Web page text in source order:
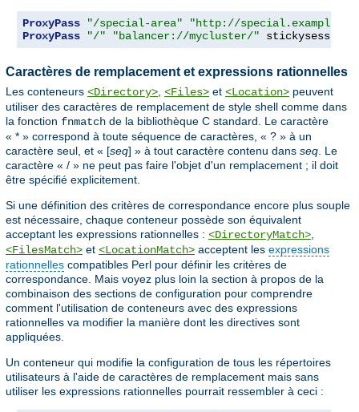
ProxyPass "/special-area"
"http://
ProxyPass
"/" "balancer://mycluster/" stickysession
Caractères de remplacement et expressions rationnelles
Les conteneurs <Directory> <Files> et <Location> peuvent
utiliser des caractères de remplacement de style shell comme dans
la fonction fnmatch de la bibliothèque C standard. Le caractère
« * » correspond à toute séquence de caractères, « ? » à un
caractère seul, et « [seq] » à tout caractère contenu dans seq . Le
caractère « / » ne peut pas faire l'objet d'un remplacement ; il doit
être spécifié explicitement.
Si une définition des critères de correspondance encore plus souple
est nécessaire, chaque conteneur possède son équivalent
acceptant les expressions rationnelles : <DirectoryMatch>
<FilesMatch> et <LocationMatch> acceptent les expressions
rationnelles compatibles Perl pour définir les critères de
correspondance. Mais voyez plus loin la section à propos de la
combinaison des sections de configuration pour comprendre
comment l'utilisation de conteneurs avec des expressions
rationnelles va modifier la manière dont les directives sont
appliquées.
Un conteneur qui modifie la configuration de tous les répertoires
utilisateurs à l'aide de caractères de remplacement mais sans
utiliser les expressions rationnelles pourrait ressembler à ceci :